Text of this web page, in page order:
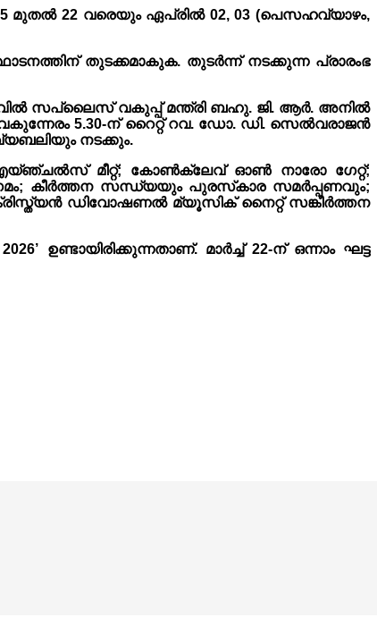
15 മുതൽ 22 വരെയും ഏപ്രിൽ 02, 03 (പെസഹവ്യാഴം,
തുടക്കമാകുക. തുടർന്ന് നടക്കുന്ന പ്രാരംഭ
സപ്ലൈസ് വകുപ്പ് മന്ത്രി ബഹു. ജി. ആർ. അനിൽ
5.30-ന് റൈറ്റ് റവ. ഡോ. ഡി. സെൽവരാജൻ
നടക്കും.
എയ്‌ഞ്ചൽസ് മീറ്റ്; കോൺക്ലേവ് ഓൺ നാരോ ഗേറ്റ്;
കീർത്തന സന്ധ്യയും പുരസ്‌കാര സമർപ്പണവും;
ക്രിസ്ത്യൻ ഡിവോഷണൽ മ്യൂസിക് നൈറ്റ് സങ്കീർത്തന
ഉണ്ടായിരിക്കുന്നതാണ്. മാർച്ച് 22-ന് ഒന്നാം ഘട്ട